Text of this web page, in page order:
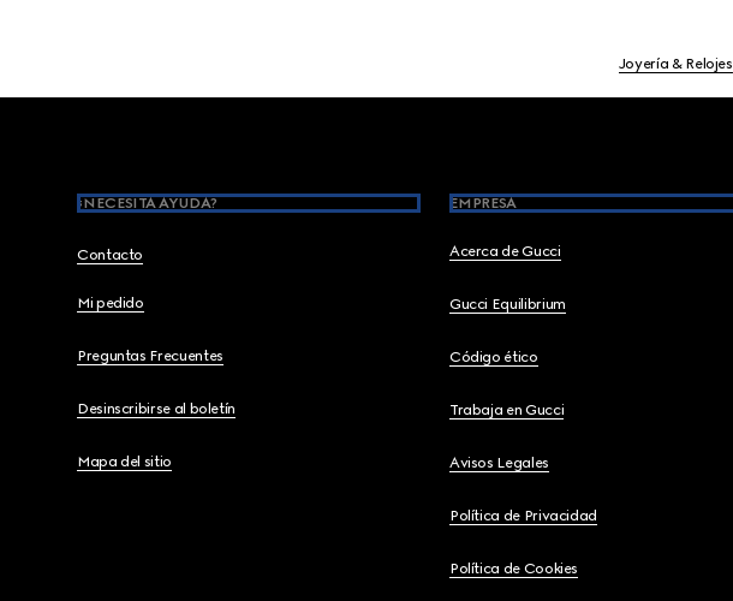
Joyería & Relojes
¿NECESITA AYUDA?
Contacto
Mi pedido
Preguntas Frecuentes
Desinscribirse al boletín
Mapa del sitio
EMPRESA
Acerca de Gucci
Gucci Equilibrium
Código ético
Trabaja en Gucci
Avisos Legales
Política de Privacidad
Política de Cookies